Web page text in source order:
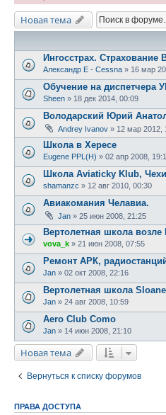
Новая тема
Ингосстрах. Страхование
Александр E - Cessna » 16 мар
Обучение на диспетчера
Sheen » 18 дек 2014, 00:09
Володарский Юрий
Andrey Ivanov » 12 мар 2012,
Школа в Хересе
Eugene PPL(H) » 02 апр 2008,
Школа Aviaticky Klub,
shamanzc » 12 авг 2010, 00:30
Авиакомания Челавиа.
Jan » 25 июн 2008, 21:25
Вертолетная школа возле
vova_k » 21 июн 2008, 07:55
Ремонт АРК,
Jan » 02 окт 2008, 22:16
Вертолетная школа
Jan » 24 авг 2008, 10:59
Aero Club Como
Jan » 14 июн 2008, 21:10
Новая тема
Вернуться к списку форумов
ПРАВА ДОСТУПА